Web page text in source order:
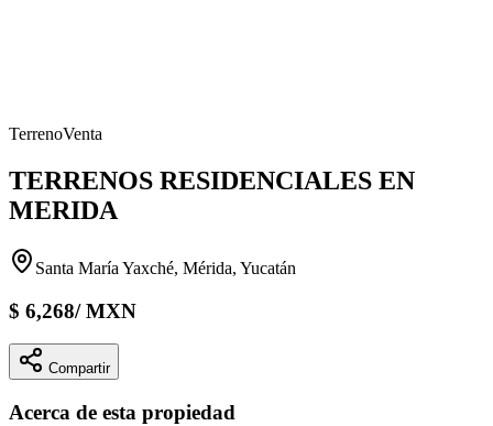
TerrenoVenta
TERRENOS RESIDENCIALES EN
MERIDA
Santa María Yaxché, Mérida, Yucatán
$ 6,268/MXN
Compartir
Acerca de esta propiedad